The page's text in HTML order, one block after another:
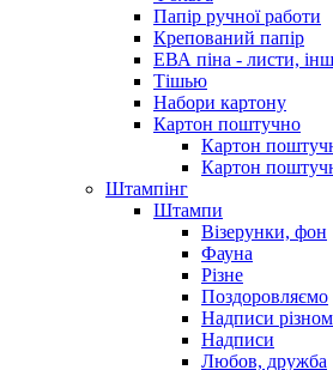
Папір ручної работи
Крепований папір
ЕВА піна - листи,
Тішью
Набори картону
Картон поштучно
Картон
Картон
Штампінг
Штампи
Візерунки, фон
Фауна
Різне
Поздоровляємо
Надписи
Надписи
Любов, дружба